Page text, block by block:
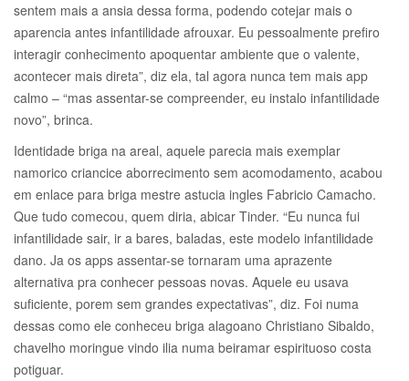
sentem mais a ansia dessa forma, podendo cotejar mais o
aparencia antes infantilidade afrouxar. Eu pessoalmente prefiro
interagir conhecimento apoquentar ambiente que o valente,
acontecer mais direta”, diz ela, tal agora nunca tem mais app
calmo – “mas assentar-se compreender, eu instalo infantilidade
novo”, brinca.
Identidade briga na areal, aquele parecia mais exemplar
namorico criancice aborrecimento sem acomodamento, acabou
em enlace para briga mestre astucia ingles Fabricio Camacho.
Que tudo comecou, quem diria, abicar Tinder. “Eu nunca fui
infantilidade sair, ir a bares, baladas, este modelo infantilidade
dano. Ja os apps assentar-se tornaram uma aprazente
alternativa pra conhecer pessoas novas. Aquele eu usava
suficiente, porem sem grandes expectativas”, diz. Foi numa
dessas como ele conheceu briga alagoano Christiano Sibaldo,
chavelho moringue vindo ilia numa beiramar espirituoso costa
potiguar.